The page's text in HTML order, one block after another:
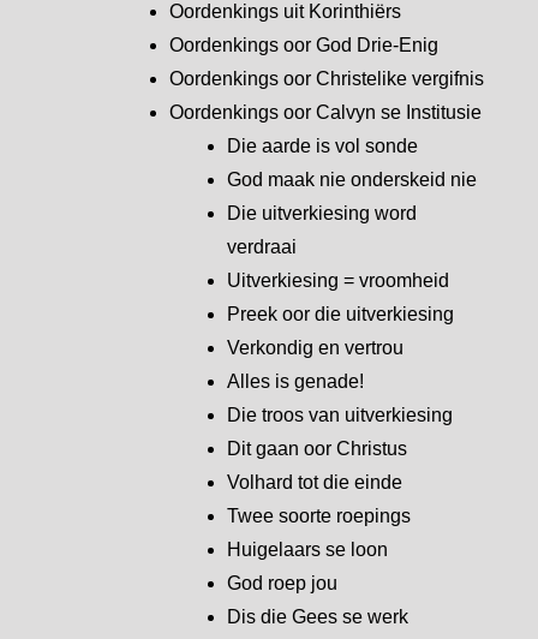
Oordenkings uit Korinthiërs
Oordenkings oor God Drie-Enig
Oordenkings oor Christelike vergifnis
Oordenkings oor Calvyn se Institusie
Die aarde is vol sonde
God maak nie onderskeid nie
Die uitverkiesing word
verdraai
Uitverkiesing = vroomheid
Preek oor die uitverkiesing
Verkondig en vertrou
Alles is genade!
Die troos van uitverkiesing
Dit gaan oor Christus
Volhard tot die einde
Twee soorte roepings
Huigelaars se loon
God roep jou
Dis die Gees se werk